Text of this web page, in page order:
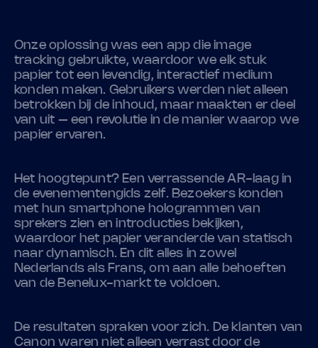
Onze oplossing was een app die image
tracking gebruikte, waardoor we elk stuk
papier tot een levendig, interactief medium
konden maken. Gebruikers werden niet alleen
betrokken bij de inhoud, maar maakten er deel
van uit – een revolutie in de manier waarop we
papier ervaren.
Het hoogtepunt? Een verrassende AR-laag in
de evenementengids zelf. Bezoekers konden
met hun smartphone hologrammen van
sprekers zien en introducties bekijken,
waardoor het papier veranderde van statisch
naar dynamisch. En dit alles in zowel
Nederlands als Frans, om aan alle behoeften
van de Benelux-markt te voldoen.
De resultaten spraken voor zich. De klanten van
Canon waren niet alleen verrast door de